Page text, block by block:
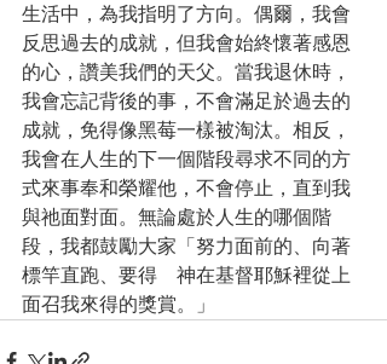
生活中，為我指明了方向。偶爾，我會
反思過去的成就，但我會始終懷著感恩
的心，讚美我們的天父。當我退休時，
我會忘記背後的事，不會滿足於過去的
成就，免得像黑莓一樣被淘汰。相反，
我會在人生的下一個階段尋求不同的方
式來事奉和榮耀他，不會停止，直到我
與祂面對面。無論處於人生的哪個階
段，我都鼓勵大家「努力面前的、向著
標竿直跑、要得　神在基督耶穌裡從上
面召我來得的獎賞。」